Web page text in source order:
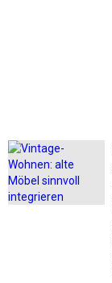
MORE
STORIES